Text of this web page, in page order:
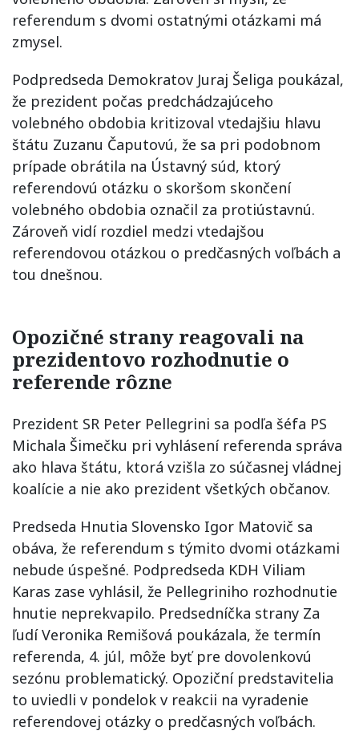
referendum s dvomi ostatnými otázkami má
zmysel.
Podpredseda Demokratov Juraj Šeliga poukázal,
že prezident počas predchádzajúceho
volebného obdobia kritizoval vtedajšiu hlavu
štátu Zuzanu Čaputovú, že sa pri podobnom
prípade obrátila na Ústavný súd, ktorý
referendovú otázku o skoršom skončení
volebného obdobia označil za protiústavnú.
Zároveň vidí rozdiel medzi vtedajšou
referendovou otázkou o predčasných voľbách a
tou dnešnou.
Opozičné strany reagovali na
prezidentovo rozhodnutie o
referende rôzne
Prezident SR Peter Pellegrini sa podľa šéfa PS
Michala Šimečku pri vyhlásení referenda správa
ako hlava štátu, ktorá vzišla zo súčasnej vládnej
koalície a nie ako prezident všetkých občanov.
Predseda Hnutia Slovensko Igor Matovič sa
obáva, že referendum s týmito dvomi otázkami
nebude úspešné. Podpredseda KDH Viliam
Karas zase vyhlásil, že Pellegriniho rozhodnutie
hnutie neprekvapilo. Predsedníčka strany Za
ľudí Veronika Remišová poukázala, že termín
referenda, 4. júl, môže byť pre dovolenkovú
sezónu problematický. Opoziční predstavitelia
to uviedli v pondelok v reakcii na vyradenie
referendovej otázky o predčasných voľbách.